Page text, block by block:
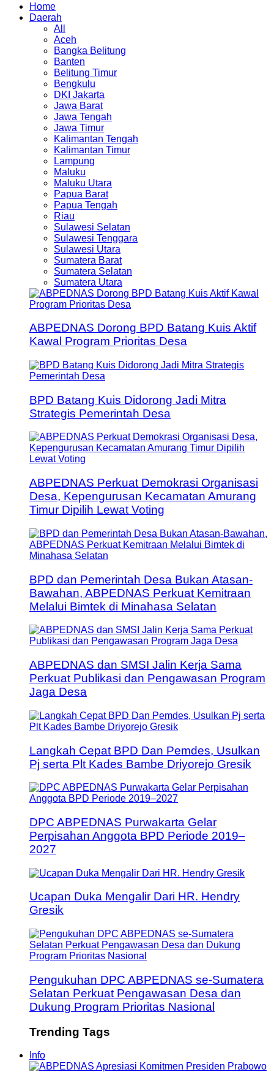
Home
Daerah
All
Aceh
Bangka Belitung
Banten
Belitung Timur
Bengkulu
DKI Jakarta
Jawa Barat
Jawa Tengah
Jawa Timur
Kalimantan Tengah
Kalimantan Timur
Lampung
Maluku
Maluku Utara
Papua Barat
Papua Tengah
Riau
Sulawesi Selatan
Sulawesi Tenggara
Sulawesi Utara
Sumatera Barat
Sumatera Selatan
Sumatera Utara
ABPEDNAS Dorong BPD Batang Kuis Aktif
Kawal Program Prioritas Desa
BPD Batang Kuis Didorong Jadi Mitra
Strategis Pemerintah Desa
ABPEDNAS Perkuat Demokrasi Organisasi
Desa, Kepengurusan Kecamatan Amurang
Timur Dipilih Lewat Voting
BPD dan Pemerintah Desa Bukan Atasan-
Bawahan, ABPEDNAS Perkuat Kemitraan
Melalui Bimtek di Minahasa Selatan
ABPEDNAS dan SMSI Jalin Kerja Sama
Perkuat Publikasi dan Pengawasan Program
Jaga Desa
Langkah Cepat BPD Dan Pemdes, Usulkan
Pj serta Plt Kades Bambe Driyorejo Gresik
DPC ABPEDNAS Purwakarta Gelar
Perpisahan Anggota BPD Periode 2019–
2027
Ucapan Duka Mengalir Dari HR. Hendry
Gresik
Pengukuhan DPC ABPEDNAS se-Sumatera
Selatan Perkuat Pengawasan Desa dan
Dukung Program Prioritas Nasional
Trending Tags
Info